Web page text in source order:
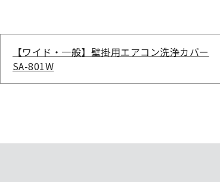
【ワイド・一般】壁掛用エアコン洗浄カバー
SA-801W